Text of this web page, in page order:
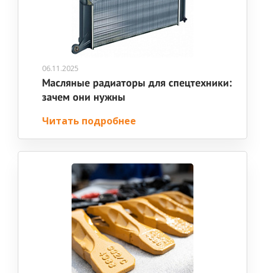
06.11.2025
Масляные радиаторы для спецтехники:
зачем они нужны
Читать подробнее